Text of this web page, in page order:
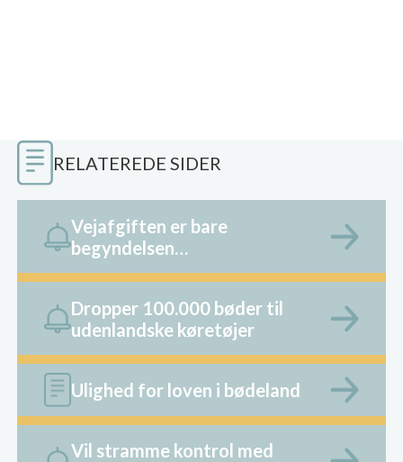
RELATEREDE SIDER
Vejafgiften er bare
begyndelsen…
Dropper 100.000 bøder til
udenlandske køretøjer
Ulighed for loven i bødeland
Vil stramme kontrol med